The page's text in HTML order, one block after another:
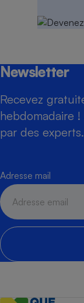
Newsletter
Recevez
hebdomadaire
par des experts.
Adresse mail